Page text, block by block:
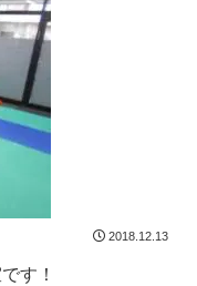
2018.12.13
す！